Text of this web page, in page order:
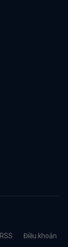
RSS Điều khoản